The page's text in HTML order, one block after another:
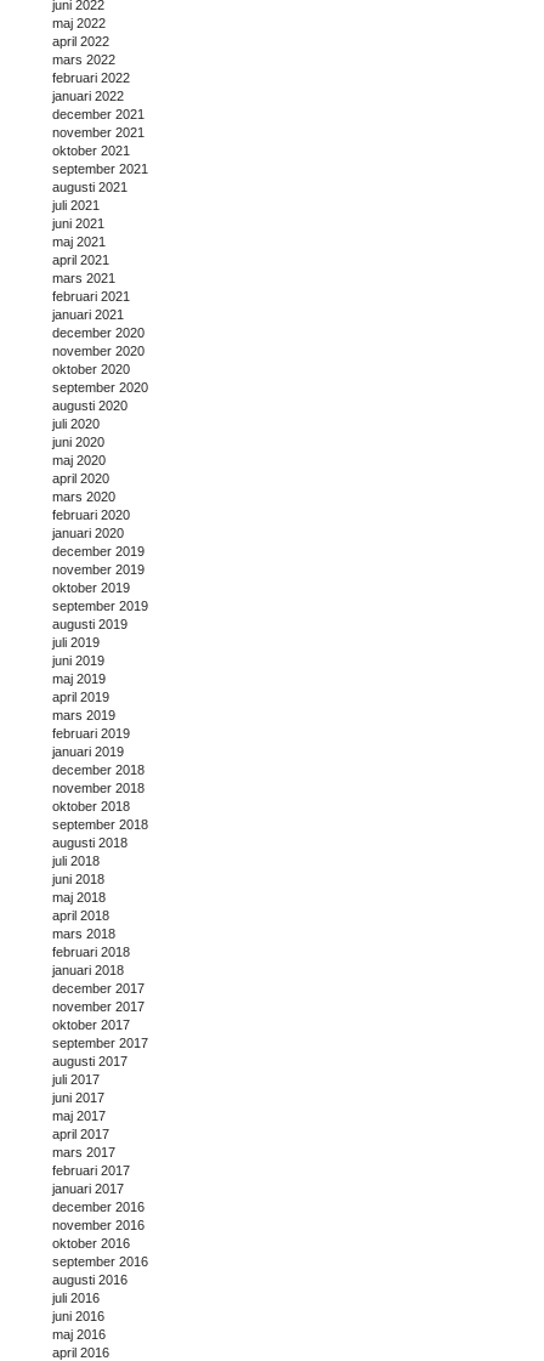
juni 2022
maj 2022
april 2022
mars 2022
februari 2022
januari 2022
december 2021
november 2021
oktober 2021
september 2021
augusti 2021
juli 2021
juni 2021
maj 2021
april 2021
mars 2021
februari 2021
januari 2021
december 2020
november 2020
oktober 2020
september 2020
augusti 2020
juli 2020
juni 2020
maj 2020
april 2020
mars 2020
februari 2020
januari 2020
december 2019
november 2019
oktober 2019
september 2019
augusti 2019
juli 2019
juni 2019
maj 2019
april 2019
mars 2019
februari 2019
januari 2019
december 2018
november 2018
oktober 2018
september 2018
augusti 2018
juli 2018
juni 2018
maj 2018
april 2018
mars 2018
februari 2018
januari 2018
december 2017
november 2017
oktober 2017
september 2017
augusti 2017
juli 2017
juni 2017
maj 2017
april 2017
mars 2017
februari 2017
januari 2017
december 2016
november 2016
oktober 2016
september 2016
augusti 2016
juli 2016
juni 2016
maj 2016
april 2016